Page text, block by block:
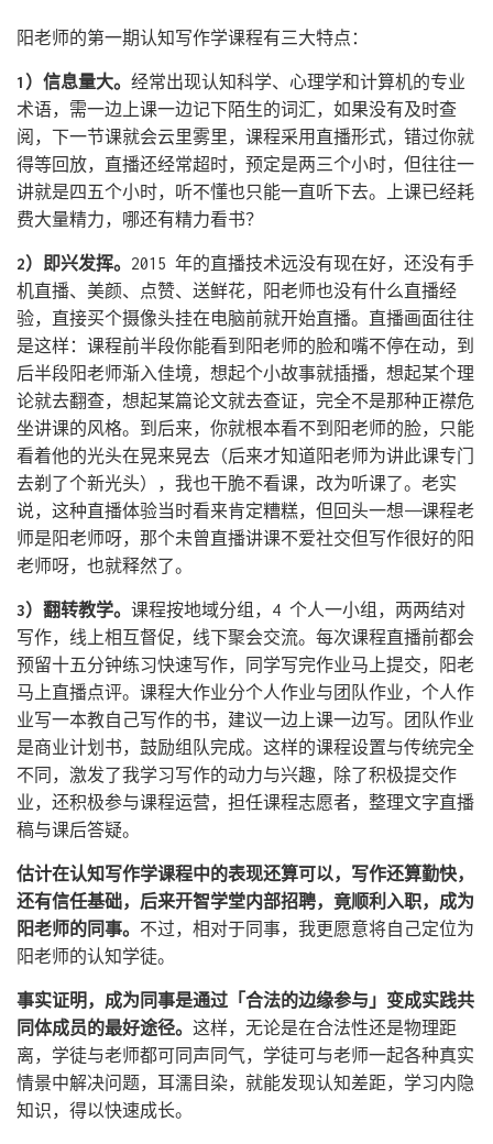
阳老师的第一期认知写作学课程有三大特点：
1）信息量大。 经常出现认知科学、心理学和计算机的专业
术语，需一边上课一边记下陌生的词汇，如果没有及时查
阅，下一节课就会云里雾里，课程采用直播形式，错过你就
得等回放，直播还经常超时，预定是两三个小时，但往往一
讲就是四五个小时，听不懂也只能一直听下去。上课已经耗
费大量精力，哪还有精力看书？
2）即兴发挥。 2015 年的直播技术远没有现在好，还没有手
机直播、美颜、点赞、送鲜花，阳老师也没有什么直播经
验，直接买个摄像头挂在电脑前就开始直播。直播画面往往
是这样：课程前半段你能看到阳老师的脸和嘴不停在动，到
后半段阳老师渐入佳境，想起个小故事就插播，想起某个理
论就去翻查，想起某篇论文就去查证，完全不是那种正襟危
坐讲课的风格。到后来，你就根本看不到阳老师的脸，只能
看着他的光头在晃来晃去（后来才知道阳老师为讲此课专门
去剃了个新光头），我也干脆不看课，改为听课了。老实
说，这种直播体验当时看来肯定糟糕，但回头一想——课程老
师是阳老师呀，那个未曾直播讲课不爱社交但写作很好的阳
老师呀，也就释然了。
3）翻转教学。 课程按地域分组，4 个人一小组，两两结对
写作，线上相互督促，线下聚会交流。每次课程直播前都会
预留十五分钟练习快速写作，同学写完作业马上提交，阳老
马上直播点评。课程大作业分个人作业与团队作业，个人作
业写一本教自己写作的书，建议一边上课一边写。团队作业
是商业计划书，鼓励组队完成。这样的课程设置与传统完全
不同，激发了我学习写作的动力与兴趣，除了积极提交作
业，还积极参与课程运营，担任课程志愿者，整理文字直播
稿与课后答疑。
估计在认知写作学课程中的表现还算可以，写作还算勤快，
还有信任基础，后来开智学堂内部招聘，竟顺利入职，成为
阳老师的同事。 不过，相对于同事，我更愿意将自己定位为
阳老师的认知学徒。
事实证明，成为同事是通过「合法的边缘参与」变成实践共
同体成员的最好途径。 这样，无论是在合法性还是物理距
离，学徒与老师都可同声同气，学徒可与老师一起各种真实
情景中解决问题，耳濡目染，就能发现认知差距，学习内隐
知识，得以快速成长。